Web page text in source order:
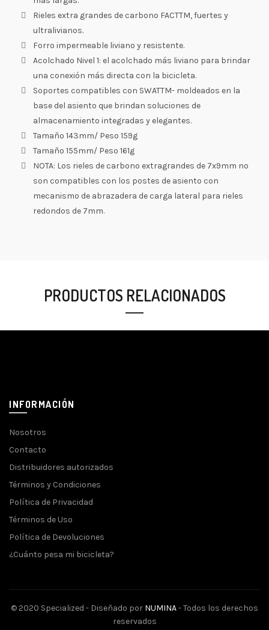
Rieles extra grandes de carbono FACTTM, fuertes y
ultralivianos.
Forro impermeable liviano y resistente.
Acolchado Nivel 1: el acolchado más liviano para brindar
una conexión más directa con la bicicleta.
Soportes compatibles con SWATTM- moldeados en la
base del asiento que brindan soluciones de
almacenamiento integradas y elegantes.
Tamaño 143mm/ Peso 159g
Tamaño 155mm/ Peso 161g
NOTA: Los rieles de carbono extragrandes de 7x9mm no
son compatibles con los postes de asiento con
mecanismo de abrazadera de carga lateral para rieles
redondos de 7mm.
PRODUCTOS RELACIONADOS
INFORMACIÓN
Nosotros
Contacto
Distribuidores autorizados
Términos y Condiciones
Política de Privacidad
Términos de Uso
Política de Devoluciones
¿Cuánto pesa mi bicicleta?
© 2020 Specialized - Diseñado por NUMINA- Todos los derechos
reservados